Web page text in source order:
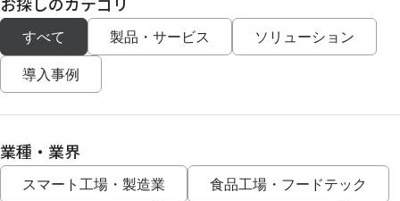
すべて 製品・サービス ソリューション
導入事例
業種・業界
スマート工場・製造業 食品工場・フードテック